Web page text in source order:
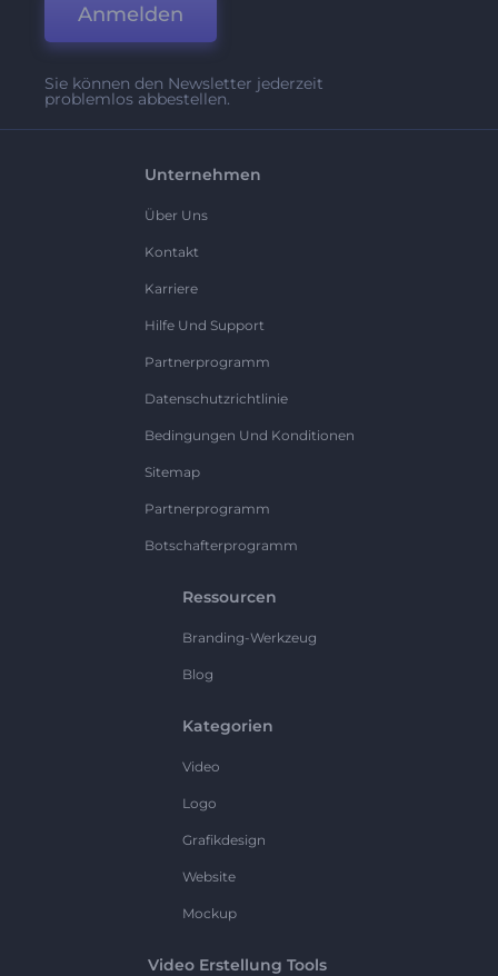
Anmelden
Sie können den Newsletter jederzeit
problemlos abbestellen.
Unternehmen
Über Uns
Kontakt
Karriere
Hilfe Und Support
Partnerprogramm
Datenschutzrichtlinie
Bedingungen Und Konditionen
Sitemap
Partnerprogramm
Botschafterprogramm
Ressourcen
Branding-Werkzeug
Blog
Kategorien
Video
Logo
Grafikdesign
Website
Mockup
Video Erstellung Tools